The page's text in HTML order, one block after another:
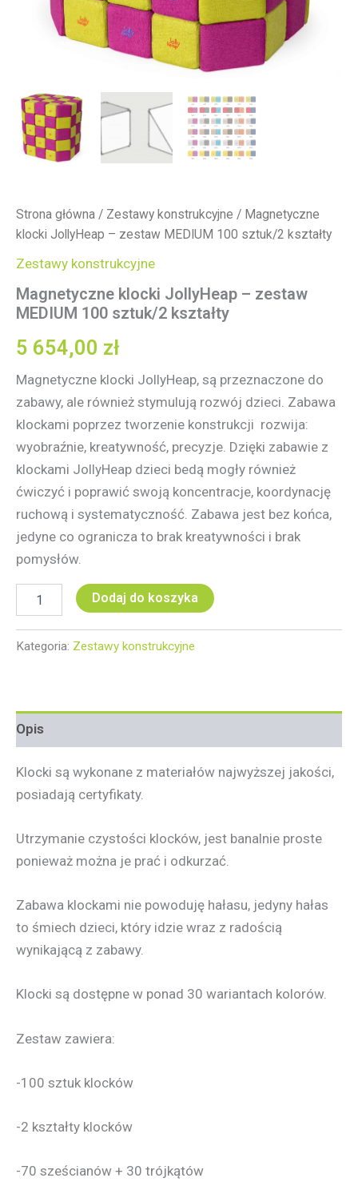
Strona główna / Zestawy konstrukcyjne / Magnetyczne
klocki JollyHeap – zestaw MEDIUM 100 sztuk/2 kształty
Zestawy konstrukcyjne
Magnetyczne klocki JollyHeap – zestaw
MEDIUM 100 sztuk/2 kształty
5 654,00 zł
Magnetyczne klocki JollyHeap, są przeznaczone do
zabawy, ale również stymulują rozwój dzieci. Zabawa
klockami poprzez tworzenie konstrukcji rozwija:
wyobraźnie, kreatywność, precyzje. Dzięki zabawie z
klockami JollyHeap dzieci bedą mogły również
ćwiczyć i poprawić swoją koncentracje, koordynację
ruchową i systematyczność. Zabawa jest bez końca,
jedyne co ogranicza to brak kreatywności i brak
pomysłów.
Dodaj do koszyka
Kategoria: Zestawy konstrukcyjne
Opis
Klocki są wykonane z materiałów najwyższej jakości,
posiadają certyfikaty.
Utrzymanie czystości klocków, jest banalnie proste
ponieważ można je prać i odkurzać.
Zabawa klockami nie powoduję hałasu, jedyny hałas
to śmiech dzieci, który idzie wraz z radością
wynikającą z zabawy.
Klocki są dostępne w ponad 30 wariantach kolorów.
Zestaw zawiera:
-100 sztuk klocków
-2 kształty klocków
-70 sześcianów + 30 trójkątów